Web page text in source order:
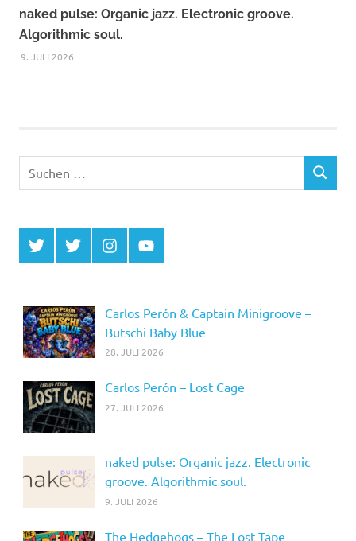
naked pulse: Organic jazz. Electronic groove.
Algorithmic soul.
9. JULI 2026
nach:
SUCHEN
Twitter
MCDP
Twitter
Musicradiostation
InstagramYouTube
Carlos Perón & Captain Minigroove –
Butschi Baby Blue
28. JULI 2026
Carlos Perón – Lost Cage
27. JULI 2026
naked pulse: Organic jazz. Electronic
groove. Algorithmic soul.
9. JULI 2026
The Hedgehogs – The Lost Tape